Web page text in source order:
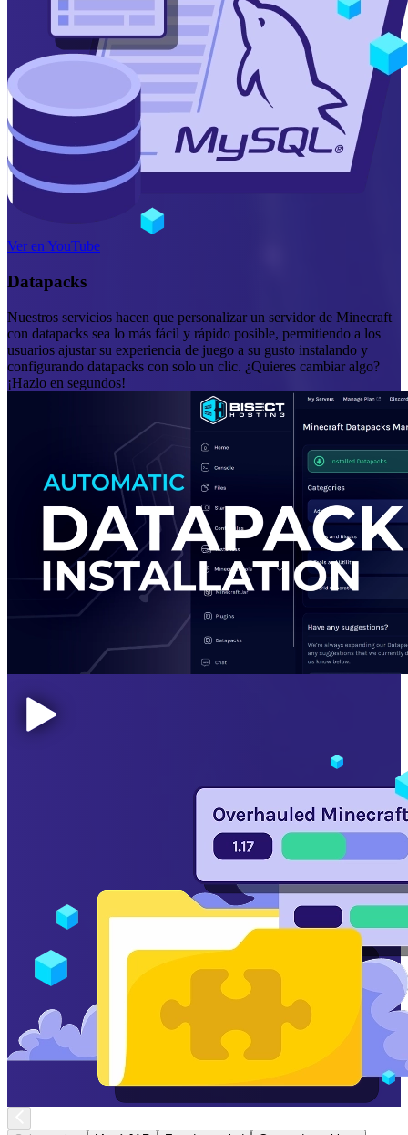
Ver en YouTube
Datapacks
Nuestros servicios hacen que personalizar un servidor de Minecraft
con datapacks sea lo más fácil y rápido posible, permitiendo a los
usuarios ajustar su experiencia de juego a su gusto instalando y
configurando datapacks con solo un clic. ¿Quieres cambiar algo?
¡Hazlo en segundos!